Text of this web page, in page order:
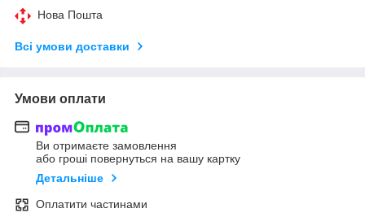
Нова Пошта
Всі умови доставки
Умови оплати
Ви отримаєте замовлення
або гроші повернуться на вашу картку
Детальніше
Оплатити частинами